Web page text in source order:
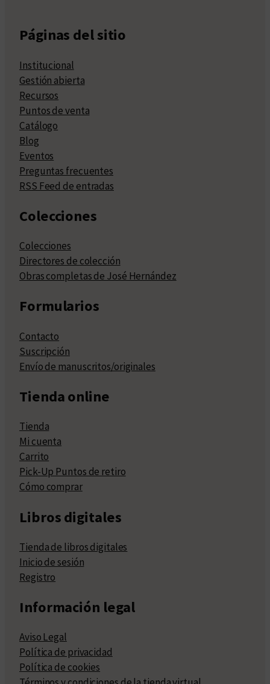
Páginas del sitio
Institucional
Gestión abierta
Recursos
Puntos de venta
Catálogo
Blog
Eventos
Preguntas frecuentes
RSS Feed de entradas
Colecciones
Colecciones
Directores de colección
Obras completas de José Hernández
Formularios
Contacto
Suscripción
Envío de manuscritos/originales
Tienda online
Tienda
Mi cuenta
Carrito
Pick-Up Puntos de retiro
Cómo comprar
Libros digitales
Tienda de libros digitales
Inicio de sesión
Registro
Información legal
Aviso Legal
Política de privacidad
Política de cookies